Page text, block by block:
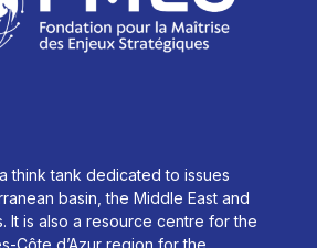
think tank dedicated to issues
basin, the Middle East and
It is also a resource centre for the